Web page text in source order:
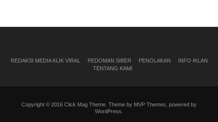
REDAKSI MEDIA KLIK VIRAL PEDOMAN SIBER PENOLAKAN
INFO IKLAN
TENTANG KAMI
Copyright © 2016 Click Mag Theme. Theme by MVP Themes, powered by
WordPress.